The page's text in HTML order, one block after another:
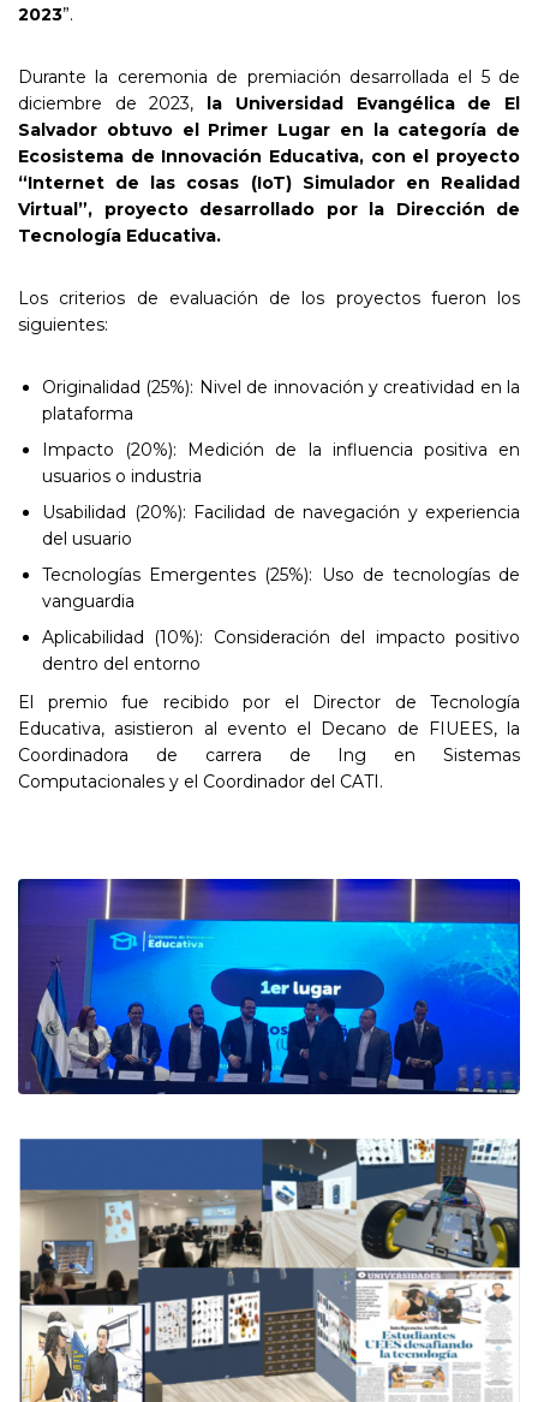
2023”.
Durante la ceremonia de premiación desarrollada el 5 de
diciembre de 2023, la Universidad Evangélica de El
Salvador obtuvo el Primer Lugar en la categoría de
Ecosistema de Innovación Educativa, con el proyecto
“Internet de las cosas (IoT) Simulador en Realidad
Virtual”, proyecto desarrollado por la Dirección de
Tecnología Educativa.
Los criterios de evaluación de los proyectos fueron los
siguientes:
Originalidad (25%): Nivel de innovación y creatividad en la
plataforma
Impacto (20%): Medición de la influencia positiva en
usuarios o industria
Usabilidad (20%): Facilidad de navegación y experiencia
del usuario
Tecnologías Emergentes (25%): Uso de tecnologías de
vanguardia
Aplicabilidad (10%): Consideración del impacto positivo
dentro del entorno
El premio fue recibido por el Director de Tecnología
Educativa, asistieron al evento el Decano de FIUEES, la
Coordinadora de carrera de Ing en Sistemas
Computacionales y el Coordinador del CATI.